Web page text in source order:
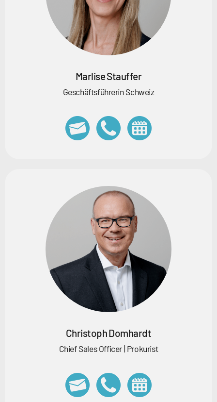
Marlise Stauffer
Geschäftsführerin Schweiz
Christoph Domhardt
Chief Sales Officer | Prokurist